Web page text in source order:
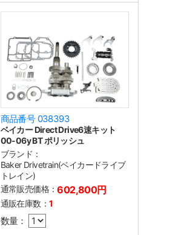
商品番号 038393
ベイカー Direct Drive6速キット
00-06y BT ポリッシュ
ブランド：
Baker Drivetrain(ベイカードライブ
トレイン)
通常販売価格：602,800円
通販在庫数： 1
数量：